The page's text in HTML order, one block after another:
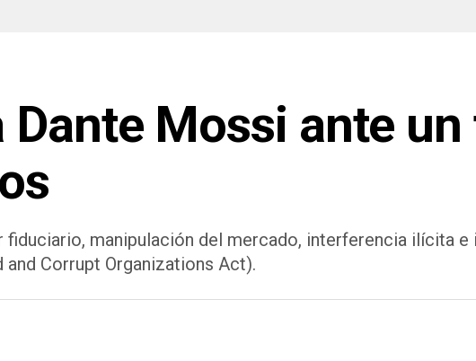
Dante Mossi ante
fiduciario, manipulación del mercado, interferencia ilícita
Corrupt Organizations Act).